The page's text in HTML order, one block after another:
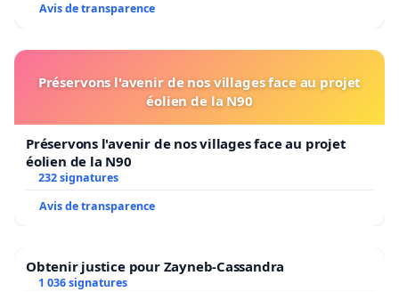
Avis de transparence
Préservons l'avenir de nos villages face au projet
éolien de la N90
Préservons l'avenir de nos villages face au projet
éolien de la N90
232 signatures
Avis de transparence
Obtenir justice pour Zayneb-Cassandra
1 036 signatures